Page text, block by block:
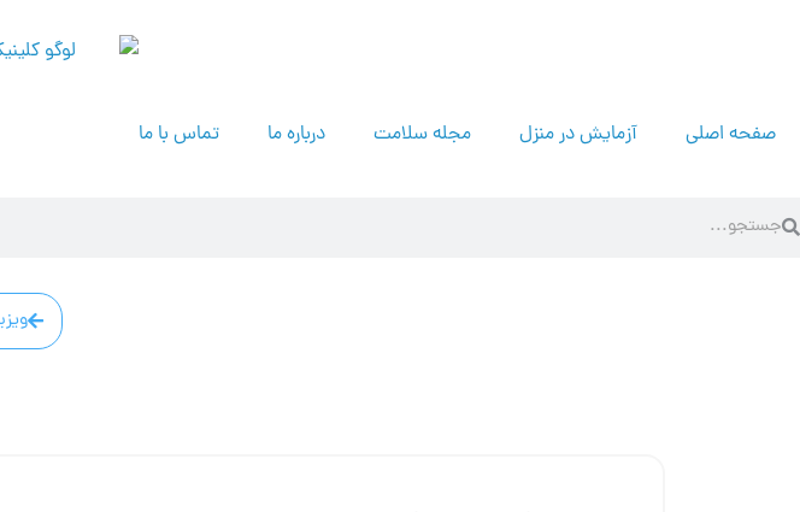
صفحه اصلی
آزمایش در منزل مجله سلامت درباره ما تماس با ما
Search